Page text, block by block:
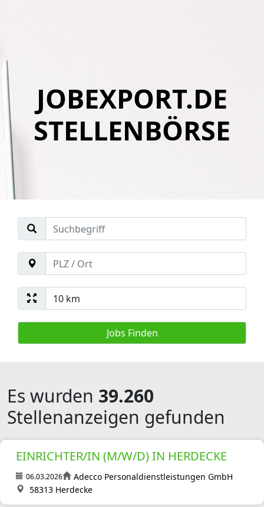
JOBEXPORT.DE
STELLENBÖRSE
Es wurden 39.260
Stellenanzeigen gefunden
EINRICHTER/IN (M/W/D) IN HERDECKE
06.03.2026
Adecco Personaldienstleistungen GmbH
58313 Herdecke